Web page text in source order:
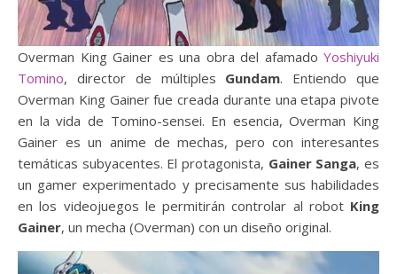
Overman King Gainer es una obra del afamado Yoshiyuki
Tomino, director de múltiples Gundam. Entiendo que
Overman King Gainer fue creada durante una etapa pivote
en la vida de Tomino-sensei. En esencia, Overman King
Gainer es un anime de mechas, pero con interesantes
temáticas subyacentes. El protagonista, Gainer Sanga, es
un gamer experimentado y precisamente sus habilidades
en los videojuegos le permitirán controlar al robot King
Gainer, un mecha (Overman) con un diseño original.